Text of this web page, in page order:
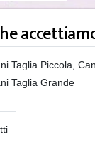
Taglia Piccola,
Taglia Grande